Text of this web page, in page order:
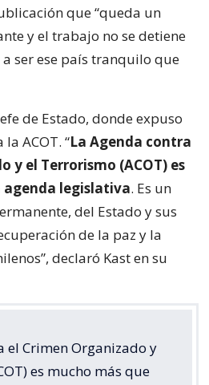
que “queda un
y el trabajo no se detiene
ser ese país tranquilo que
de Estado, donde expuso
ACOT. “La Agenda contra
y el Terrorismo (ACOT) es
agenda legislativa. Es un
del Estado y sus
de la paz y la
declaró Kast en su
el Crimen Organizado y
es mucho más que